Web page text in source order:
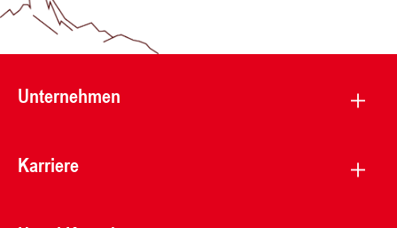
Unternehmen
Karriere